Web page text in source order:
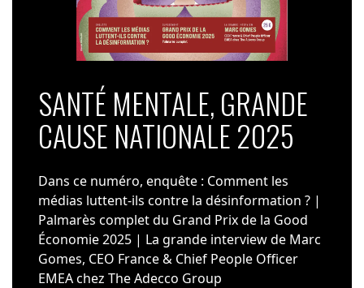
SANTÉ MENTALE, GRANDE
CAUSE NATIONALE 2025
Dans ce numéro, enquête : Comment les
médias luttent-ils contre la désinformation ? |
Palmarès complet du Grand Prix de la Good
Économie 2025 | La grande interview de Marc
Gomes, CEO France & Chief People Officer
EMEA chez The Adecco Group